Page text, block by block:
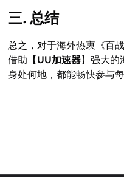
三. 总结
总之，对于海外热衷《百
借助【UU加速器】强大的
身处何地，都能畅快参与